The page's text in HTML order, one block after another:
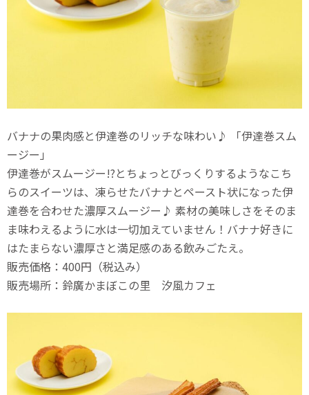
バナナの果肉感と伊達巻のリッチな味わい♪ 「伊達巻スム
ージー」
伊達巻がスムージー!?とちょっとびっくりするようなこち
らのスイーツは、凍らせたバナナとペースト状になった伊
達巻を合わせた濃厚スムージー♪ 素材の美味しさをそのま
ま味わえるように水は一切加えていません！バナナ好きに
はたまらない濃厚さと満足感のある飲みごたえ。
販売価格：400円（税込み）
販売場所：鈴廣かまぼこの里 汐風カフェ